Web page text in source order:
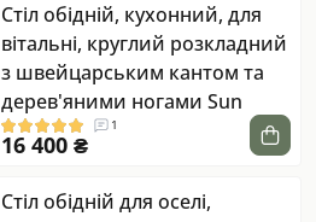
Стіл обідній, кухонний, для
вітальні, круглий розкладний
з швейцарським кантом та
дерев'яними ногами Sun
1
16 400 ₴
Стіл обідній для оселі,